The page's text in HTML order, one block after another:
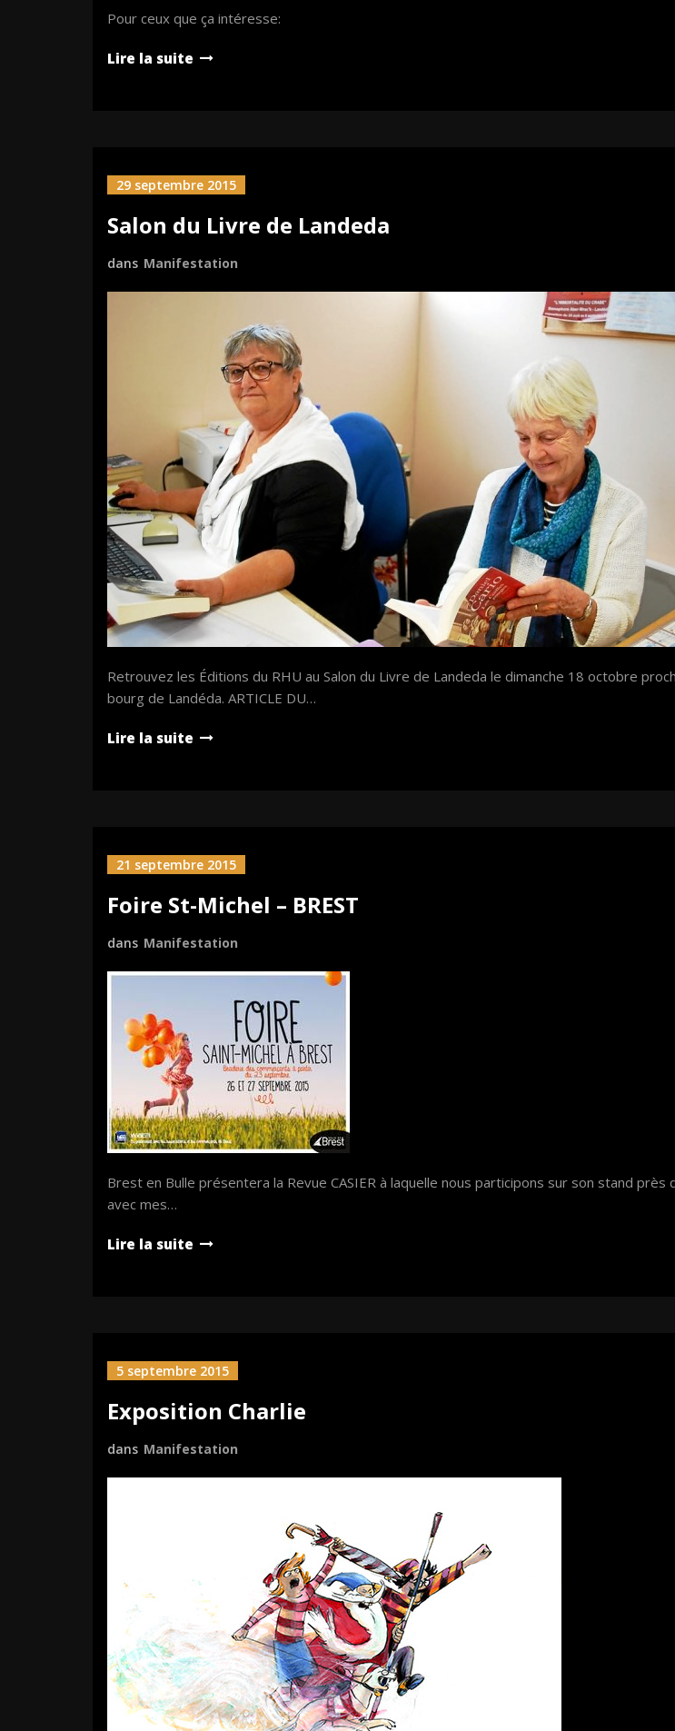
Pour ceux que ça intéresse:
Lire la suite
29 septembre 2015
Salon du Livre de Landeda
dans Manifestation
Retrouvez les Éditions du RHU au Salon du Livre de Landeda le dimanche 18 octobre
bourg de Landéda. ARTICLE DU…
Lire la suite
21 septembre 2015
Foire St-Michel – BREST
dans Manifestation
Brest en Bulle présentera la Revue CASIER à laquelle nous participons sur son stand
avec mes…
Lire la suite
5 septembre 2015
Exposition Charlie
dans Manifestation